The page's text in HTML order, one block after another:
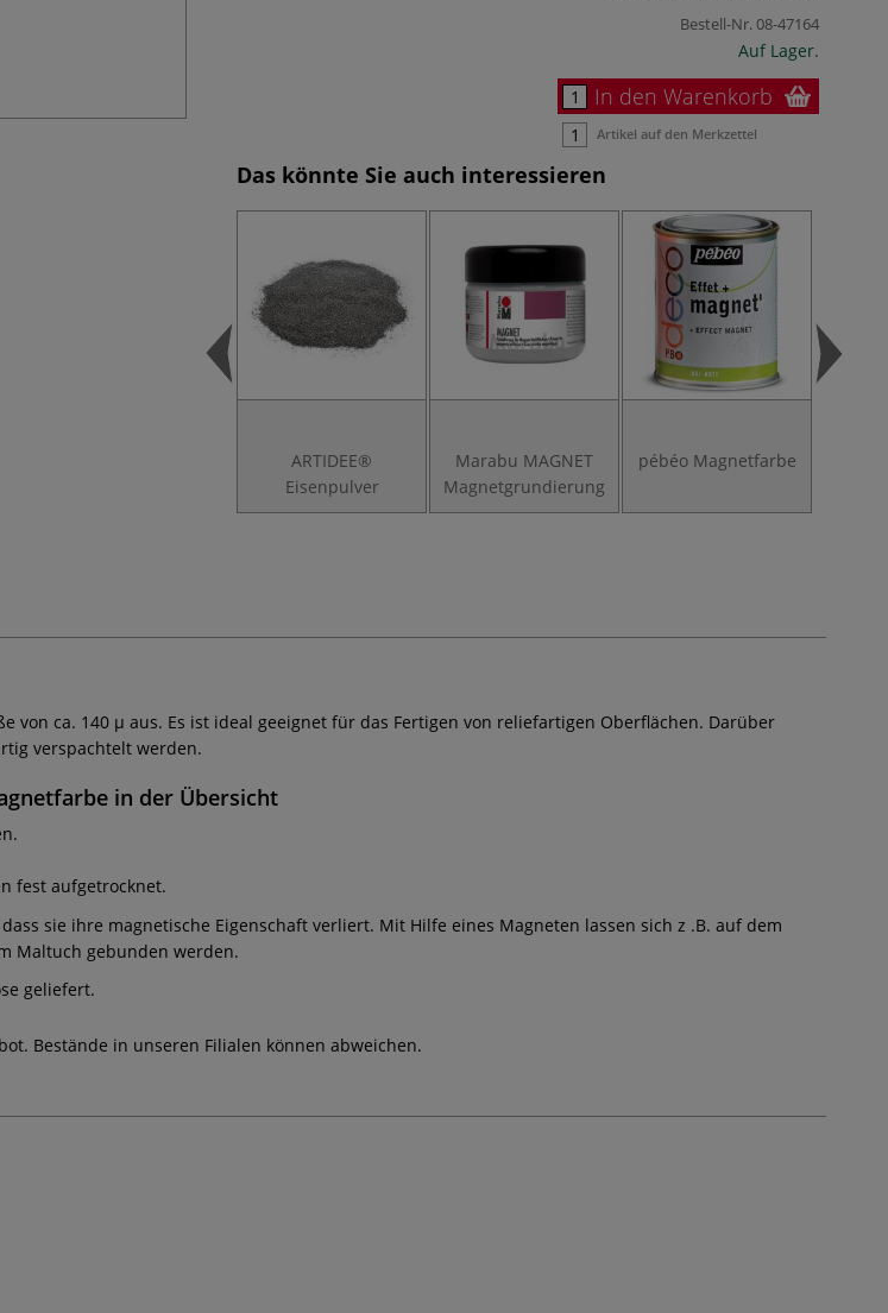
Bestell-Nr.08-47164
Auf Lager.
In den Warenkorb
Artikel auf den Merkzettel
Das könnte Sie auch interessieren
ARTIDEE®
Eisenpulver
Marabu MAGNET
Magnetgrundierung
pébéo Magnetfarbe
von ca. 140 µ aus. Es ist ideal geeignet für das Fertigen von reliefartigen Oberflächen. Darüber
verspachtelt werden.
in der Übersicht
fest aufgetrocknet.
sie ihre magnetische Eigenschaft verliert. Mit Hilfe eines Magneten lassen sich z .B. auf dem
Maltuch gebunden werden.
geliefert.
Bestände in unseren Filialen können abweichen.